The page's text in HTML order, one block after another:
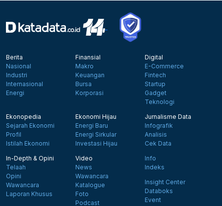
Berita
Nasional
Industri
Internasional
Energi
Finansial
Makro
Keuangan
Bursa
Korporasi
Digital
E-Commerce
Fintech
Startup
Gadget
Teknologi
Ekonopedia
Sejarah Ekonomi
Profil
Istilah Ekonomi
Ekonomi Hijau
Energi Baru
Energi Sirkular
Investasi Hijau
Jurnalisme Data
Infografik
Analisis
Cek Data
In-Depth & Opini
Telaah
Opini
Wawancara
Laporan Khusus
Video
News
Wawancara
Katalogue
Foto
Podcast
Info
Indeks
Insight Center
Databoks
Event